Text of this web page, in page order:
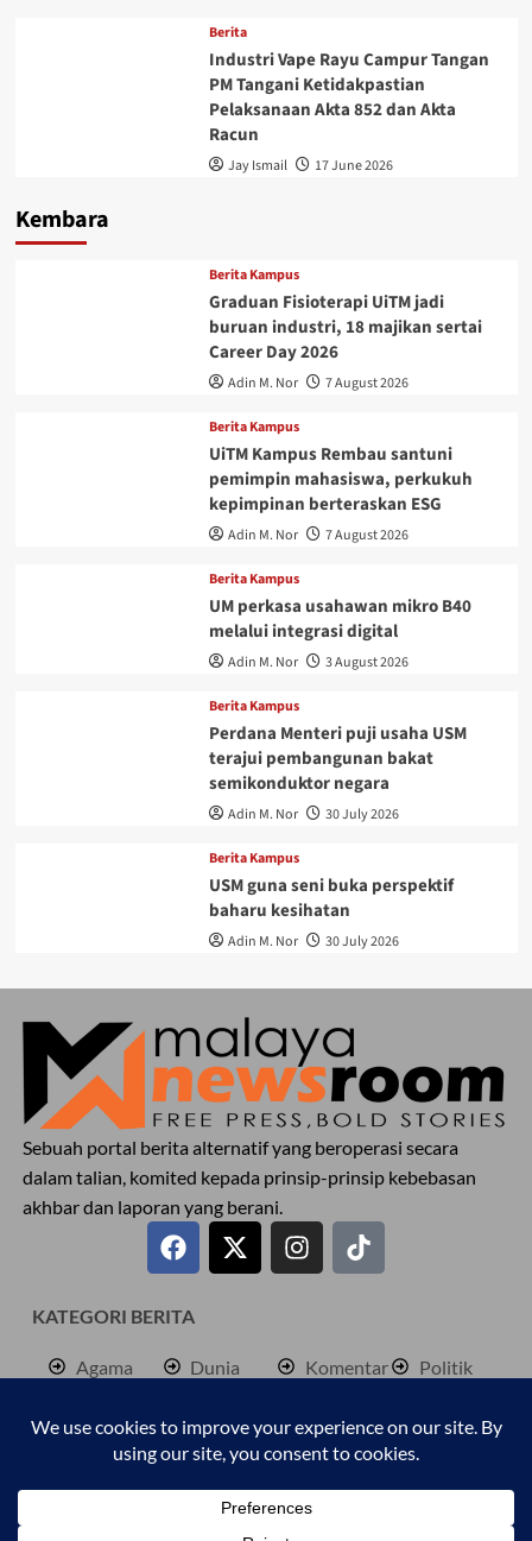
Berita
Industri Vape Rayu Campur Tangan
PM Tangani Ketidakpastian
Pelaksanaan Akta 852 dan Akta
Racun
Jay Ismail 17 June 2026
Kembara
Berita Kampus
Graduan Fisioterapi UiTM jadi
buruan industri, 18 majikan sertai
Career Day 2026
Adin M. Nor 7 August 2026
Berita Kampus
UiTM Kampus Rembau santuni
pemimpin mahasiswa, perkukuh
kepimpinan berteraskan ESG
Adin M. Nor 7 August 2026
Berita Kampus
UM perkasa usahawan mikro B40
melalui integrasi digital
Adin M. Nor 3 August 2026
Berita Kampus
Perdana Menteri puji usaha USM
terajui pembangunan bakat
semikonduktor negara
Adin M. Nor 30 July 2026
Berita Kampus
USM guna seni buka perspektif
baharu kesihatan
Adin M. Nor 30 July 2026
Sebuah portal berita alternatif yang beroperasi secara
dalam talian, komited kepada prinsip-prinsip kebebasan
akhbar dan laporan yang berani.
KATEGORI BERITA
Agama
Berita
Bisnes
Cetusan
Dunia
Jenayah
Kembara
Kesihatan
Komentar
Palestine
Pendidkan
Personaliti
Politik
Sukan